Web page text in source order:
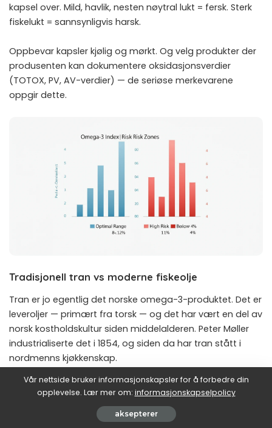
kapsel over. Mild, havlik, nesten nøytral lukt = fersk. Sterk
fiskelukt = sannsynligvis harsk.
Oppbevar kapsler kjølig og mørkt. Og velg produkter der
produsenten kan dokumentere oksidasjonsverdier
(TOTOX, PV, AV-verdier) — de seriøse merkevarene
oppgir dette.
Tradisjonell tran vs moderne fiskeolje
Tran er jo egentlig det norske omega-3-produktet. Det er
leveroljer — primært fra torsk — og det har vært en del av
norsk kostholdskultur siden middelalderen. Peter Møller
industrialiserte det i 1854, og siden da har tran stått i
nordmenns kjøkkenskap.
Fordelen med tran: den inneholder naturlig D-vitamin
og fettsyrene er i triglyserid-form som absorberes godt.
Vår nettside bruker informasjonskapsler for å forbedre din
opplevelse. Lær mer om: informasjonskapselpolicy
aksepterer